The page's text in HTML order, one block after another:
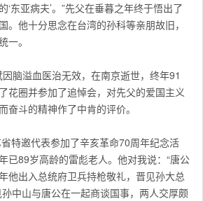
‘东亚病夫’。”先父在垂暮之年终于悟出了
。他十分思念在台湾的孙科等亲朋故旧，
一。
溢血医治无效，在南京逝世，终年91
花圈并参加了追悼会，对先父的爱国主义
奋斗的精神作了中肯的评价。
邀代表参加了辛亥革命70周年纪念活
已89岁高龄的雷彪老人。他对我说：“唐公
他出入总统府卫兵持枪敬礼，晋见孙大总
中山与唐公在一起商谈国事，两人交厚颇